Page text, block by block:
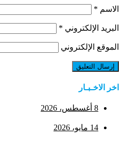
الاسم *
البريد الإلكتروني *
الموقع الإلكتروني
اخر الاخـبـار
8 أغسطس، 2026
14 مايو، 2026